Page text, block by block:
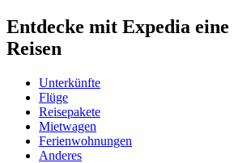
Entdecke mit Expedia
Reisen
Unterkünfte
Flüge
Reisepakete
Mietwagen
Ferienwohnungen
Anderes